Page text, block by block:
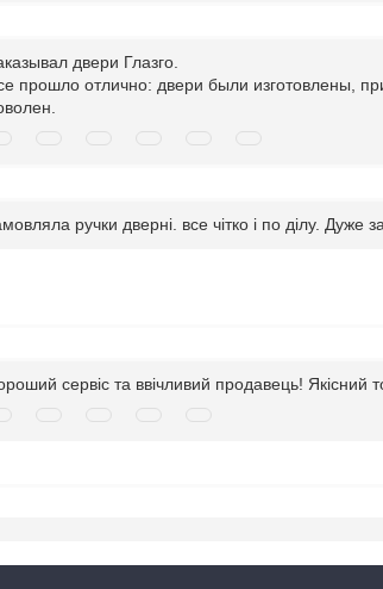
двери Глазго.
прошло отлично: двери были изготовлены,
ручки дверні. все чітко і по ділу. Дуже
сервіс та ввічливий продавець! Якісний